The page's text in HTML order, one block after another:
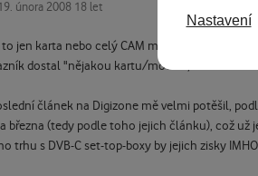
února 2008 18 let
to jen karta nebo celý CAM modul je pro mě
dostal "nějakou kartu/modul", kterou
článek na Digizone mě velmi potěšil,
března (tedy podle toho jejich článku), což už
trhu s DVB-C set-top-boxy by jejich zisky
Nastavení